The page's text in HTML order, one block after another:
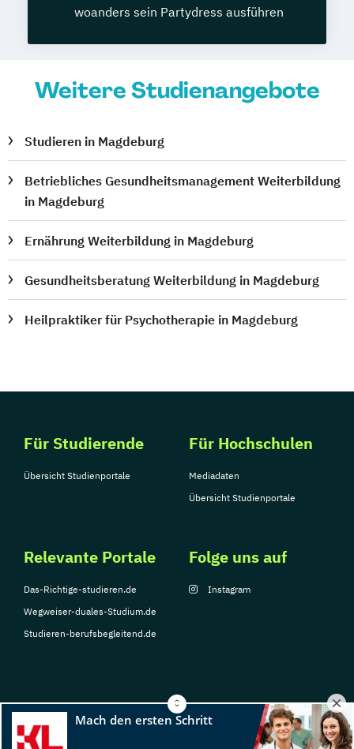
woanders sein Partydress ausführen
Weitere Studienangebote
Studieren in Magdeburg
Betriebliches Gesundheitsmanagement Weiterbildung
in Magdeburg
Ernährung Weiterbildung in Magdeburg
Gesundheitsberatung Weiterbildung in Magdeburg
Heilpraktiker für Psychotherapie in Magdeburg
Für Studierende
Übersicht Studienportale
Für Hochschulen
Mediadaten
Übersicht Studienportale
Relevante Portale
Das-Richtige-studieren.de
Wegweiser-duales-Studium.de
Studieren-berufsbegleitend.de
Folge uns auf
Instagram
© Copyright 2026, TarGroup Media GmbH